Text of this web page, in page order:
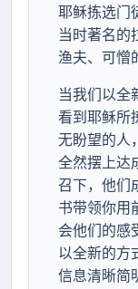
耶稣拣选门
当时著名的
渔夫、可憎
当我们以全
看到耶稣所
无盼望的人
全然摆上达
召下，他们
书带领你用
会他们的感
以全新的方
信息清晰简